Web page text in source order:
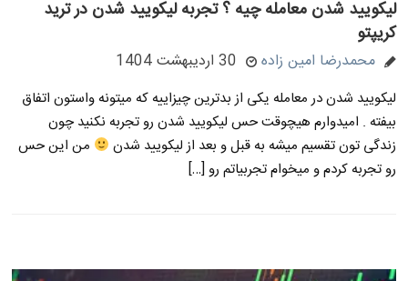
لیکویید شدن معامله چیه ؟ تجربه لیکویید شدن در ترید
کریپتو
محمدرضا امین زاده 30 اردیبهشت 1404
لیکویید شدن در معامله یکی از بدترین چیزاییه که میتونه واستون اتفاق
بیفته . امیدوارم هیچوقت حس لیکویید شدن رو تجربه نکنید چون
زندگی تون تقسیم میشه به قبل و بعد از لیکویید شدن
من این حس
رو تجربه کردم و میخوام تجربیاتم رو […]